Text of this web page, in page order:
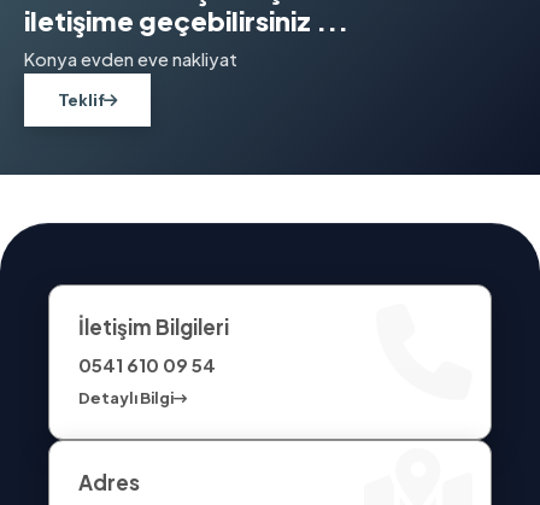
iletişime geçebilirsiniz ...
Konya evden eve nakliyat
Teklif
İletişim Bilgileri
0541 610 09 54
Detaylı Bilgi
Adres